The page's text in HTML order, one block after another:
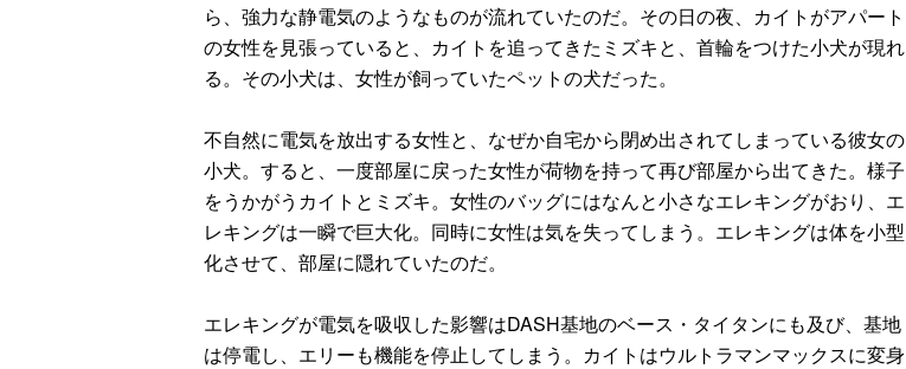
ら、強力な静電気のようなものが流れていたのだ。その日の夜、カイトがアパート
の女性を見張っていると、カイトを追ってきたミズキと、首輪をつけた小犬が現れ
る。その小犬は、女性が飼っていたペットの犬だった。
不自然に電気を放出する女性と、なぜか自宅から閉め出されてしまっている彼女の
小犬。すると、一度部屋に戻った女性が荷物を持って再び部屋から出てきた。様子
をうかがうカイトとミズキ。女性のバッグにはなんと小さなエレキングがおり、エ
レキングは一瞬で巨大化。同時に女性は気を失ってしまう。エレキングは体を小型
化させて、部屋に隠れていたのだ。
エレキングが電気を吸収した影響はDASH基地のベース・タイタンにも及び、基地
は停電し、エリーも機能を停止してしまう。カイトはウルトラマンマックスに変身